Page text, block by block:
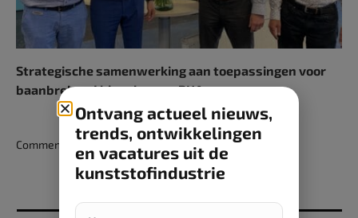
Strategische samenwerking aan toepassingen voor
baanbrekend biopolymeer PHA
Comments are closed.
Ontvang actueel nieuws,
trends, ontwikkelingen
en vacatures uit de
kunststofindustrie